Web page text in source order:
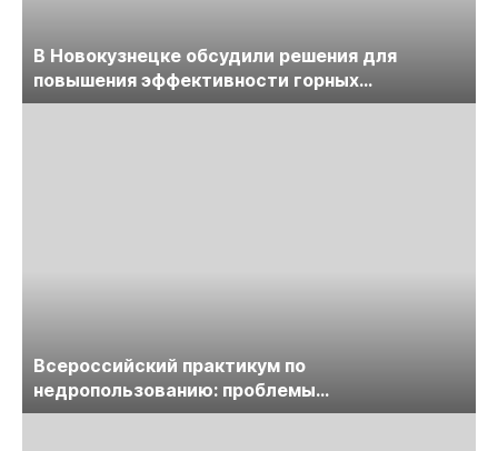
В Новокузнецке обсудили решения для
повышения эффективности горных
предприятий
Всероссийский практикум по
недропользованию: проблемы
лицензирования, цифровизации, экспертизы